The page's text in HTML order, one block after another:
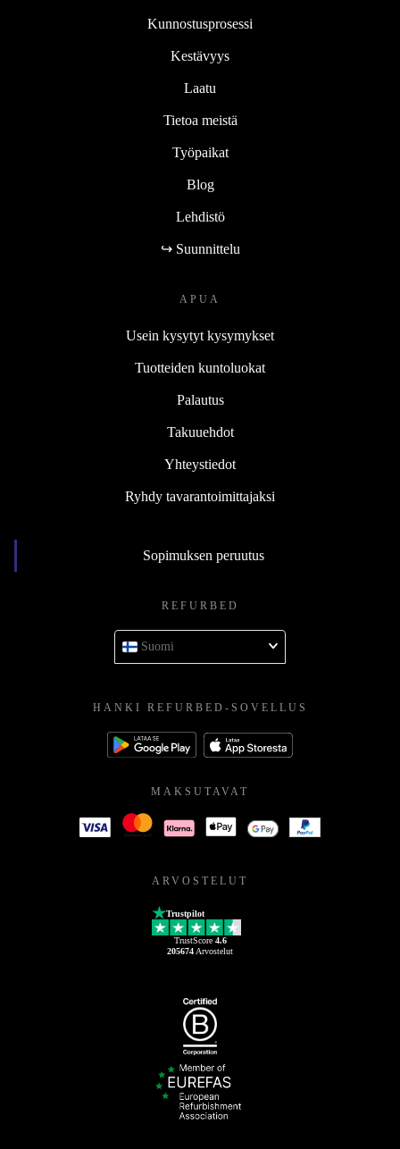
Kunnostusprosessi
Kestävyys
Laatu
Tietoa meistä
Työpaikat
Blog
Lehdistö
↪ Suunnittelu
APUA
Usein kysytyt kysymykset
Tuotteiden kuntoluokat
Palautus
Takuuehdot
Yhteystiedot
Ryhdy tavarantoimittajaksi
Sopimuksen peruutus
REFURBED
Suomi
HANKI REFURBED-SOVELLUS
MAKSUTAVAT
ARVOSTELUT
Trustpilot
TrustScore 4.6
205674Arvostelut